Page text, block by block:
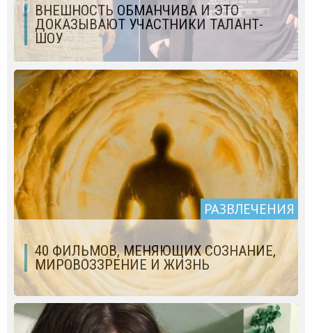
ВНЕШНОСТЬ ОБМАНЧИВА И ЭТО
ДОКАЗЫВАЮТ УЧАСТНИКИ ТАЛАНТ-
ШОУ
РАЗВЛЕЧЕНИЯ
40 ФИЛЬМОВ, МЕНЯЮЩИХ СОЗНАНИЕ,
МИРОВОЗЗРЕНИЕ И ЖИЗНЬ